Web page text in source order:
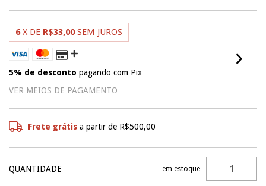
6 X DE R$33,00 SEM JUROS
5% de desconto pagando com Pix
VER MEIOS DE PAGAMENTO
Frete grátis a partir de R$500,00
QUANTIDADE em estoque